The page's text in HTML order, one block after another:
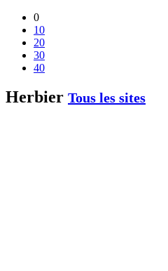
0
10
20
30
40
Herbier Tous les sites